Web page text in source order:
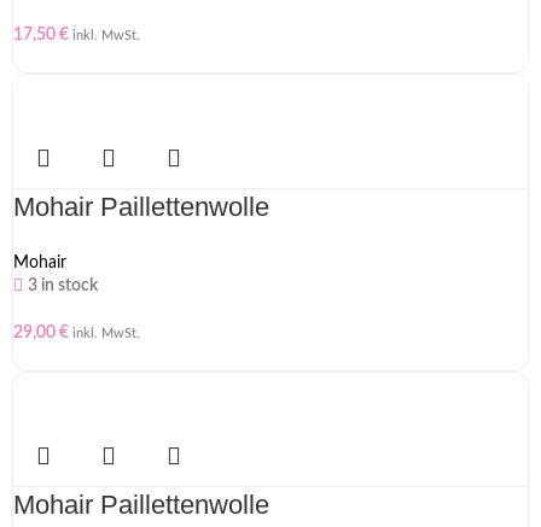
17,50 € inkl. MwSt.
Mohair Paillettenwolle
Mohair
3 in stock
29,00 € inkl. MwSt.
Mohair Paillettenwolle